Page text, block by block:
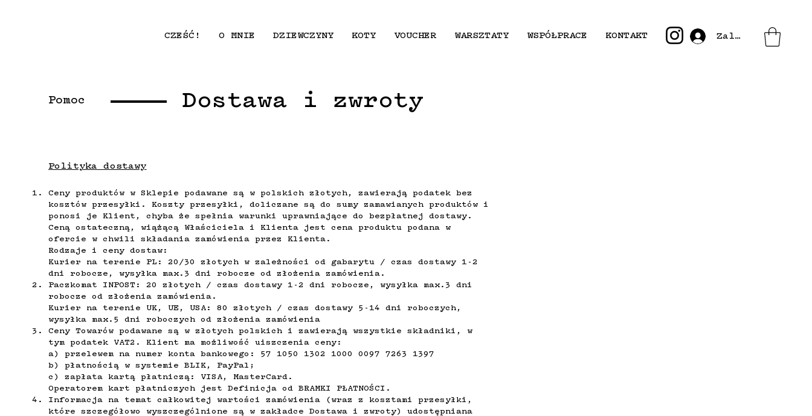
CZEŚĆ! O MNIE DZIEWCZYNY KOTY VOUCHER WARSZTATY WSPÓŁPRACE KONTAKT Zaloguj
Pomoc Dostawa i zwroty
Polityka dostawy
Ceny produktów w Sklepie podawane są w polskich złotych, zawierają podatek bez
kosztów przesyłki. Koszty przesyłki, doliczane są do sumy zamawianych produktów i
ponosi je Klient, chyba że spełnia warunki uprawniające do bezpłatnej dostawy.
Ceną ostateczną, wiążącą Właściciela i Klienta jest cena produktu podana w
ofercie w chwili składania zamówienia przez Klienta.
Rodzaje i ceny dostaw:
Kurier na terenie PL: 20/30 złotych w zależności od gabarytu / czas dostawy 1-2
dni robocze, wysyłka max.3 dni robocze od złożenia zamówienia .
Paczkomat INPOST: 20
złotych / czas dostawy 1-2 dni robocze, wysyłka max.3 dni
robocze od złożenia zamówienia .
Kurier na terenie UK, UE, USA: 80 złotych / czas dostawy 5-14 dni roboczych,
wysyłka max.5 dni roboczych od złożenia zamówienia
Ceny Towarów podawane są w złotych polskich i zawierają wszystkie składniki, w
tym podatek VAT2. Klient ma możliwość uiszczenia ceny:
a) przelewem na numer konta bankowego: 57 1050 1302 1000 0097 7263 1397
b) płatnością w systemie BLIK, PayPal;
c) zapłata kartą płatniczą: VISA, MasterCard.
Operatorem kart płatniczych jest Definicja od BRAMKI PŁATNOŚCI.
Informacja na temat całkowitej wartości zamówienia (wraz z kosztami przesyłki,
które szczegółowo wyszczególnione są w zakładce Dostawa i zwroty) udostępniana